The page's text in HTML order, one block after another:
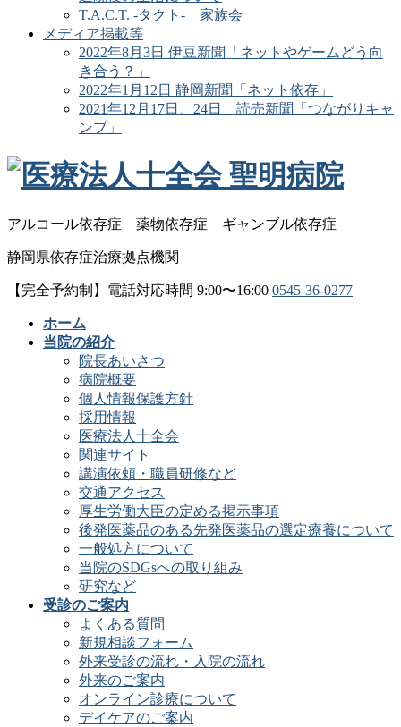
T.A.C.T. -タクト- 家族会
メディア掲載等
2022年8月3日 伊豆新聞「ネットやゲームどう向
き合う？」
2022年1月12日 静岡新聞「ネット依存」
2021年12月17日、24日 読売新聞「つながりキャ
ンプ」
アルコール依存症 薬物依存症 ギャンブル依存症
静岡県依存症治療拠点機関
【完全予約制】電話対応時間 9:00〜16:00 0545-36-0277
ホーム
当院の紹介
院長あいさつ
病院概要
個人情報保護方針
採用情報
医療法人十全会
関連サイト
講演依頼・職員研修など
交通アクセス
厚生労働大臣の定める掲示事項
後発医薬品のある先発医薬品の選定療養について
一般処方について
当院のSDGsへの取り組み
研究など
受診のご案内
よくある質問
新規相談フォーム
外来受診の流れ・入院の流れ
外来のご案内
オンライン診療について
デイケアのご案内